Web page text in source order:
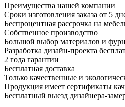
Преимущества нашей компании
Сроки изготовления заказа от 5
Беспроцентная рассрочка на
Собственное производство
Большой выбор материалов и
Разработка дизайн-проекта
2 года гарантии
Бесплатная доставка
Только качественные и
Продукция имеет сертификаты
Бесплатный выезд дизайнера-